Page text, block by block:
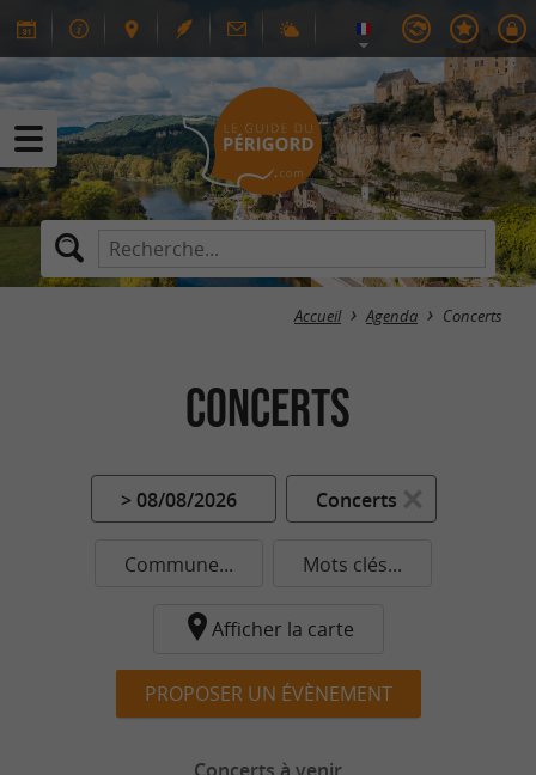
Accueil Agenda Concerts
Concerts
> 08/08/2026 Concerts
Commune... Mots clés...
Afficher la carte
PROPOSER UN ÉVÈNEMENT
Concerts à venir